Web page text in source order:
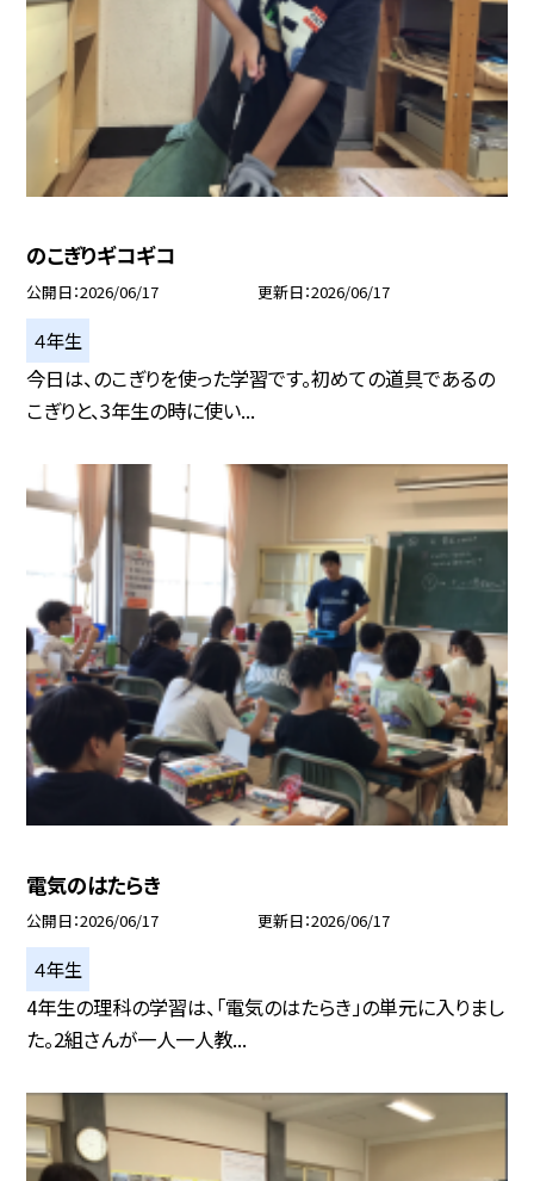
のこぎりギコギコ
公開日 2026/06/17 更新日 2026/06/17
４年生
今日は、のこぎりを使った学習です。初めての道具であるの
こぎりと、3年生の時に使い...
電気のはたらき
公開日 2026/06/17 更新日 2026/06/17
４年生
4年生の理科の学習は、「電気のはたらき」の単元に入りまし
た。2組さんが一人一人教...